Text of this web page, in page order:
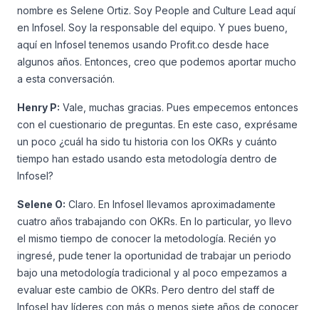
nombre es Selene Ortiz. Soy People and Culture Lead aquí
en Infosel. Soy la responsable del equipo. Y pues bueno,
aquí en Infosel tenemos usando Profit.co desde hace
algunos años. Entonces, creo que podemos aportar mucho
a esta conversación.
Henry P: Vale, muchas gracias. Pues empecemos entonces
con el cuestionario de preguntas. En este caso, exprésame
un poco ¿cuál ha sido tu historia con los OKRs y cuánto
tiempo han estado usando esta metodología dentro de
Infosel?
Selene O: Claro. En Infosel llevamos aproximadamente
cuatro años trabajando con OKRs. En lo particular, yo llevo
el mismo tiempo de conocer la metodología. Recién yo
ingresé, pude tener la oportunidad de trabajar un periodo
bajo una metodología tradicional y al poco empezamos a
evaluar este cambio de OKRs. Pero dentro del staff de
Infosel hay líderes con más o menos siete años de conocer